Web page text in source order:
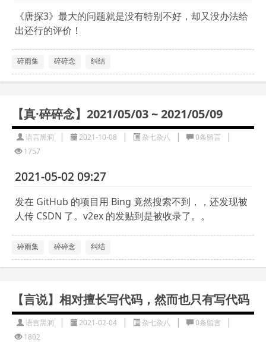
《唐探3》最大的问题就是没有特别不好，却又没办法给
出还行的评价！
碎雨集 碎碎念 纠结
【真·碎碎念】2021/05/03 ~ 2021/05/09
语言黑洞 | 2021-10-08 | 杂七杂八 | 0条留言 |
1757
2021-05-02 09:27
发在 GitHub 的项目用 Bing 竟然搜索不到，，还发现被
人传 CSDN 了。v2ex 的发贴到是被收录了。。
碎雨集 碎碎念 纠结
【言说】相对擅长写代码，然而也只有写代码
语言黑洞 | 2021-02-04 | 杂七杂八 | 0条留言 |
1802